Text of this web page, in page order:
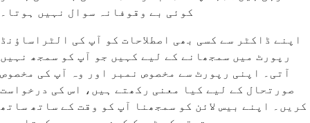
کوئی بے وقوفانہ سوال نہیں ہوتا۔
اپنے ڈاکٹر سے کسی بھی اصطلاحات کو آپ کی الٹراساؤنڈ
رپورٹ میں سمجھانے کے لیے کہیں جو آپ کو سمجھ نہیں
آتی۔ اپنی رپورٹ سے مخصوص نمبر اور وہ آپ کی مخصوص
صورتحال کے لیے کیا معنی رکھتے ہیں، اس کی درخواست
کریں۔ اپنے بیس لائن کو سمجھنا آپ کو وقت کے ساتھ ساتھ